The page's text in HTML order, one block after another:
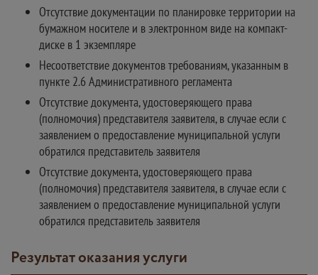
Отсутствие документации по планировке территории на
бумажном носителе и в электронном виде на компакт-
диске в 1 экземпляре
Несоответствие документов требованиям, указанным в
пункте 2.6 Административного регламента
Отсутствие документа, удостоверяющего права
(полномочия) представителя заявителя, в случае если с
заявлением о предоставление муниципальной услуги
обратился представитель заявителя
Отсутствие документа, удостоверяющего права
(полномочия) представителя заявителя, в случае если с
заявлением о предоставление муниципальной услуги
обратился представитель заявителя
Результат оказания услуги